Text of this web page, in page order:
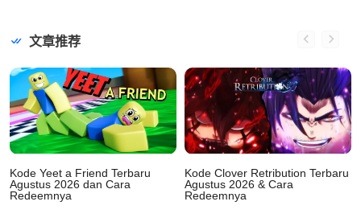
文章推荐
Kode Yeet a Friend Terbaru
Agustus 2026 dan Cara
Redeemnya
Kode Clover Retribution Terbaru
Agustus 2026 & Cara
Redeemnya